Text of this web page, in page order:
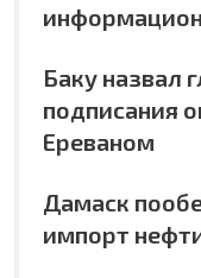
Баку назвал
подписания
Ереваном
Дамаск
импорт